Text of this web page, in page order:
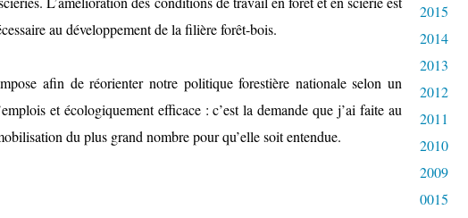
au développement de la filière forêt-bois.
afin de réorienter notre politique forestière nationale selon un
et écologiquement efficace : c’est la demande que j’ai faite au
du plus grand nombre pour qu’elle soit entendue.
2015
2014
2013
2012
2011
2010
2009
0015